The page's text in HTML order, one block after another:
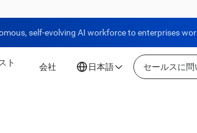
self-evolving AI workforce to enterprises
ト
会社 日本語 セールスに問